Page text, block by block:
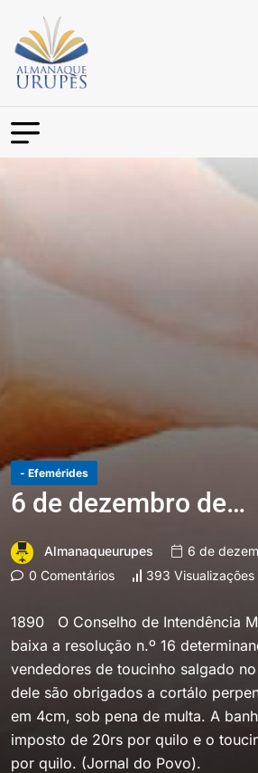
- Efemérides
6 de dezembro de…
Almanaqueurupes
6 de
0 Comentários
393 Visualizações
1890 O Conselho de Intendência
baixa a resolução n.º 16
vendedores de toucinho salgado
dele são obrigados a cortálo
em 4cm, sob pena de multa. A
imposto de 20rs por quilo e o
por quilo. (Jornal do Povo).